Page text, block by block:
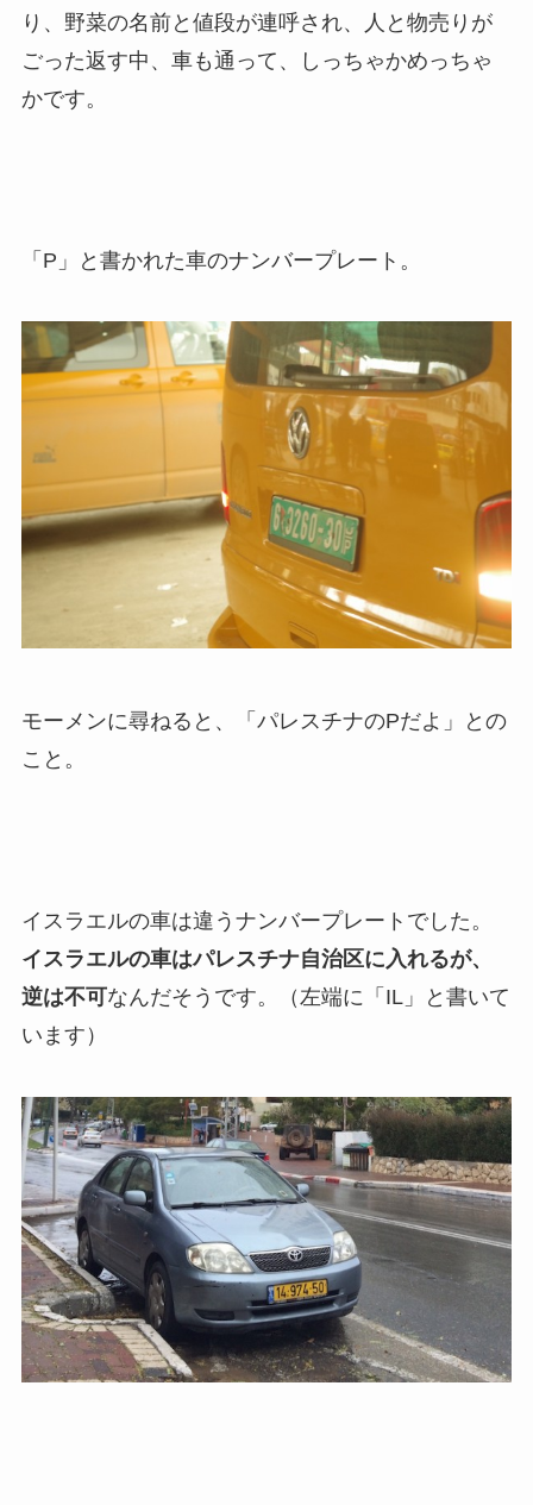
り、野菜の名前と値段が連呼され、人と物売りが
ごった返す中、車も通って、しっちゃかめっちゃ
かです。
「P」と書かれた車のナンバープレート。
モーメンに尋ねると、「パレスチナのPだよ」との
こと。
イスラエルの車は違うナンバープレートでした。
イスラエルの車はパレスチナ自治区に入れるが、
逆は不可なんだそうです。（左端に「IL」と書いて
います）